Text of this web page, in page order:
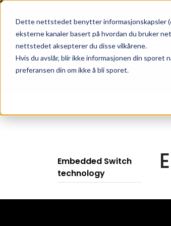
Dette nettstedet benytter informasjonskapsler
eksterne kanaler basert på hvordan du bruker
nettstedet aksepterer du disse vilkårene.
Hvis du avslår, blir ikke informasjonen din
preferansen din om ikke å bli sporet.
Skip to main content
Embedded Switch
technology